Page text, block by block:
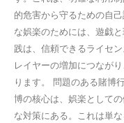
的危害から守るための自
な娯楽のためには、遊戯
践は、信頼できるライセ
レイヤーの増加につなが
ります。 問題のある賭博
博の核心は、娯楽として
な対策にある。これは単